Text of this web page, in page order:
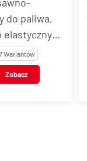
do paliwa,
elastyczny
Wariantów
Zobacz